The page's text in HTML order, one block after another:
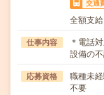
交通
全額支給
仕事内容
＊電話
設備の
応募資格
職種未
不要